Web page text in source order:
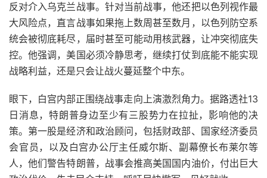
反对介入乌克兰战事。针对当前战事，他还把以色列视作最
大风险点，直言战事如果拖上数周甚至数月，以色列防空系
统会被彻底耗尽，届时甚至可能动用核武器，让冲突彻底失
控。他强调，美国必须冷静思考，继续打仗到底能不能实现
战略利益，还是只会让战火蔓延整个中东。
眼下，白宫内部正围绕战事走向上演激烈角力。据路透社13
日消息，特朗普身边至少有三股势力在拉扯，影响他的决
策。第一股是经济和政治顾问，包括财政部、国家经济委员
会官员，以及白宫办公厅主任威尔斯、副幕僚长布莱尔等
人，他们警告特朗普，战事会推高美国国内油价，付出巨大